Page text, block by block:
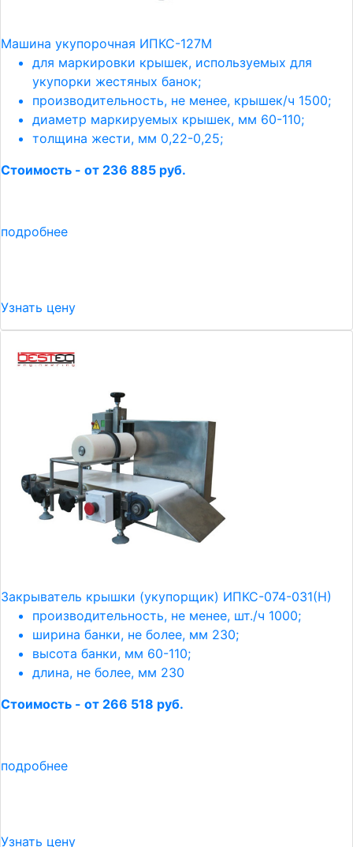
Машина укупорочная ИПКС-127М
для маркировки крышек, используемых для
укупорки жестяных банок;
производительность, не менее, крышек/ч 1500;
диаметр маркируемых крышек, мм 60-110;
толщина жести, мм 0,22-0,25;
Стоимость - от 236 885 руб.
подробнее
Узнать цену
Закрыватель крышки (укупорщик) ИПКС-074-031(Н)
производительность, не менее, шт./ч 1000;
ширина банки, не более, мм 230;
высота банки, мм 60-110;
длина, не более, мм 230
Стоимость - от 266 518 руб.
подробнее
Узнать цену